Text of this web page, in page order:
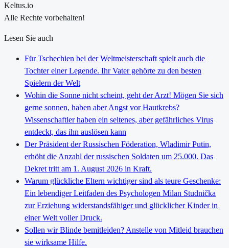
Keltus.io
Alle Rechte vorbehalten!
Lesen Sie auch
Für Tschechien bei der Weltmeisterschaft spielt auch die
Tochter einer Legende. Ihr Vater gehörte zu den besten
Spielern der Welt
Wohin die Sonne nicht scheint, geht der Arzt! Mögen Sie sich
gerne sonnen, haben aber Angst vor Hautkrebs?
Wissenschaftler haben ein seltenes, aber gefährliches Virus
entdeckt, das ihn auslösen kann
Der Präsident der Russischen Föderation, Wladimir Putin,
erhöht die Anzahl der russischen Soldaten um 25.000. Das
Dekret tritt am 1. August 2026 in Kraft.
Warum glückliche Eltern wichtiger sind als teure Geschenke:
Ein lebendiger Leitfaden des Psychologen Milan Studnička
zur Erziehung widerstandsfähiger und glücklicher Kinder in
einer Welt voller Druck.
Sollen wir Blinde bemitleiden? Anstelle von Mitleid brauchen
sie wirksame Hilfe.